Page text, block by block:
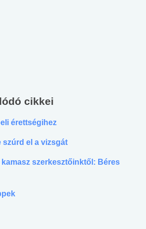
cikkei
érettségihez
szúrd el a vizsgát
szerkesztőinktől: Béres